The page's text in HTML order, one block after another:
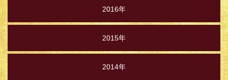
2016年
2015年
2014年